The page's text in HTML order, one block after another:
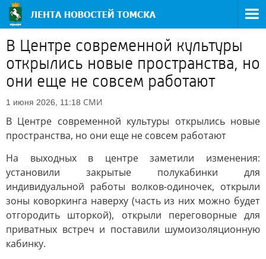
В Центре современной культуры
открылись новые пространства, но
они еще не совсем работают
1 июня 2026, 11:18 СМИ
В Центре современной культуры открылись новые
пространства, но они еще не совсем работают
На выходных в центре заметили изменения:
установили закрытые полукабинки для
индивидуальной работы волков-одиночек, открыли
зоны коворкинга наверху (часть из них можно будет
отгородить шторкой), открыли переговорные для
приватных встреч и поставили шумоизоляционную
кабинку.